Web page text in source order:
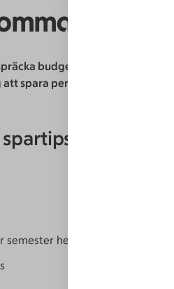
budgeten? Här är 20
spara pengar och få en fin
hemma